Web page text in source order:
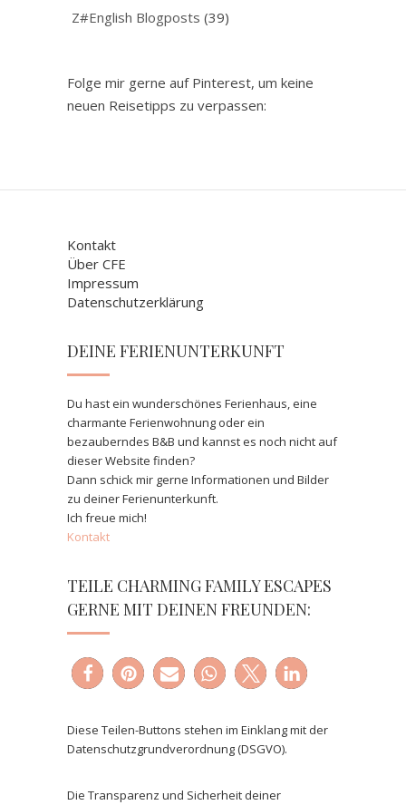
Z#English Blogposts (39)
Folge mir gerne auf Pinterest, um keine
neuen Reisetipps zu verpassen:
Kontakt
Über CFE
Impressum
Datenschutzerklärung
DEINE FERIENUNTERKUNFT
Du hast ein wunderschönes Ferienhaus, eine
charmante Ferienwohnung oder ein
bezauberndes B&B und kannst es noch nicht auf
dieser Website finden?
Dann schick mir gerne Informationen und Bilder
zu deiner Ferienunterkunft.
Ich freue mich!
Kontakt
TEILE CHARMING FAMILY ESCAPES
GERNE MIT DEINEN FREUNDEN:
Diese Teilen-Buttons stehen im Einklang mit der
Datenschutzgrundverordnung (DSGVO).
Die Transparenz und Sicherheit deiner